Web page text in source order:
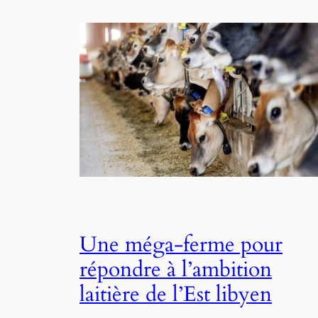
Une méga-ferme pour
répondre à l’ambition
laitière de l’Est libyen